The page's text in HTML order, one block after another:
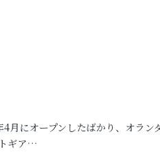
月にオープンしたばかり、オラン
ギア…